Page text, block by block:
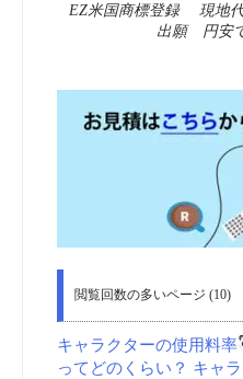
EZ米国商標登録 現地代
出願 円安
閲覧回数の多いページ (10)
キャラクターの使用料率
ってどのくらい？ キャ